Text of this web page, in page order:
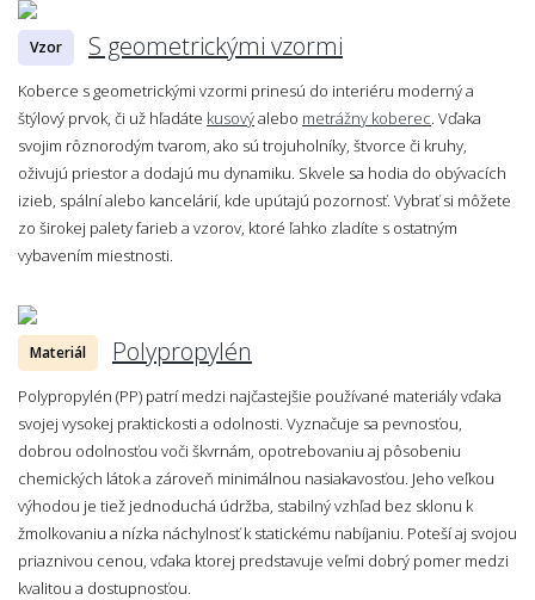
Vzor S geometrickými vzormi
Koberce s geometrickými vzormi prinesú do interiéru moderný a
štýlový prvok, či už hľadáte kusovýalebo metrážny koberec. Vďaka
svojim rôznorodým tvarom, ako sú trojuholníky, štvorce či kruhy,
oživujú priestor a dodajú mu dynamiku. Skvele sa hodia do obývacích
izieb, spální alebo kancelárií, kde upútajú pozornosť. Vybrať si môžete
zo širokej palety farieb a vzorov, ktoré ľahko zladíte s ostatným
vybavením miestnosti.
Materiál Polypropylén
Polypropylén (PP) patrí medzi najčastejšie používané materiály vďaka
svojej vysokej praktickosti a odolnosti. Vyznačuje sa pevnosťou,
dobrou odolnosťou voči škvrnám, opotrebovaniu aj pôsobeniu
chemických látok a zároveň minimálnou nasiakavosťou. Jeho veľkou
výhodou je tiež jednoduchá údržba, stabilný vzhľad bez sklonu k
žmolkovaniu a nízka náchylnosť k statickému nabíjaniu. Poteší aj svojou
priaznivou cenou, vďaka ktorej predstavuje veľmi dobrý pomer medzi
kvalitou a dostupnosťou.